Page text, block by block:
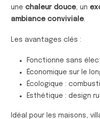
une chaleur douce, un
ambiance conviviale.
Les avantages clés :
Fonctionne sans
Économique sur le
Écologique :
Esthétique : design
Idéal pour les maisons,